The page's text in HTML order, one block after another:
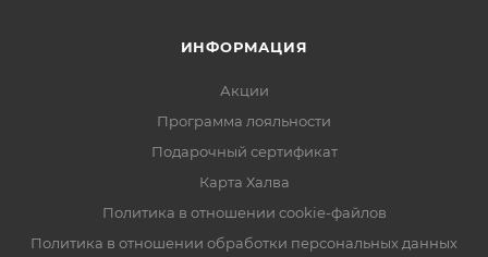
ИНФОРМАЦИЯ
Акции
Программа лояльности
Подарочный сертификат
Карта Халва
Политика в отношении cookie-файлов
Политика в отношении обработки персональных данных